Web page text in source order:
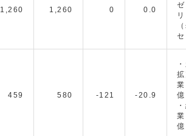
1,260 1,260 0 0.0
459 580 -121 -20.9